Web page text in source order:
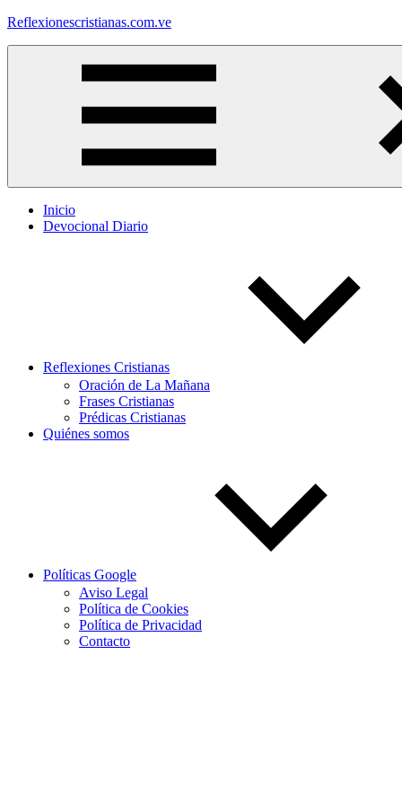
Saltar
Reflexionescristianas.com.ve
Inicio
Devocional Diario
Reflexiones Cristianas
Oración de La Mañana
Frases Cristianas
Prédicas Cristianas
Quiénes somos
Políticas Google
Aviso Legal
Política de Cookies
Política de Privacidad
Contacto